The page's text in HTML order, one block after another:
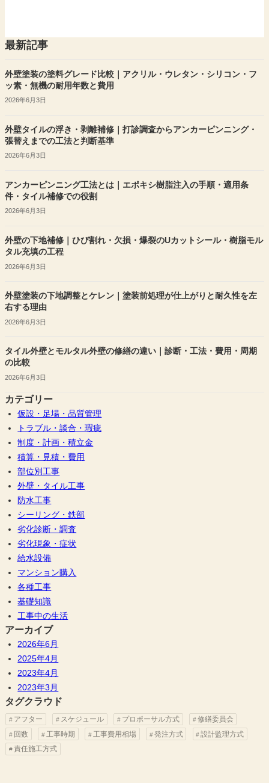
最新記事
外壁塗装の塗料グレード比較｜アクリル・ウレタン・シリコン・フ
ッ素・無機の耐用年数と費用
2026年6月3日
外壁タイルの浮き・剥離補修｜打診調査からアンカーピンニング・
張替えまでの工法と判断基準
2026年6月3日
アンカーピンニング工法とは｜エポキシ樹脂注入の手順・適用条
件・タイル補修での役割
2026年6月3日
外壁の下地補修｜ひび割れ・欠損・爆裂のUカットシール・樹脂モル
タル充填の工程
2026年6月3日
外壁塗装の下地調整とケレン｜塗装前処理が仕上がりと耐久性を左
右する理由
2026年6月3日
タイル外壁とモルタル外壁の修繕の違い｜診断・工法・費用・周期
の比較
2026年6月3日
カテゴリー
仮設・足場・品質管理
トラブル・談合・瑕疵
制度・計画・積立金
積算・見積・費用
部位別工事
外壁・タイル工事
防水工事
シーリング・鉄部
劣化診断・調査
劣化現象・症状
給水設備
マンション購入
各種工事
基礎知識
工事中の生活
アーカイブ
2026年6月
2025年4月
2023年4月
2023年3月
タグクラウド
アフター スケジュール プロポーサル方式
修繕委員会
回数
工事時期 工事費用相場 発注方式
設計監理方式
責任施工方式